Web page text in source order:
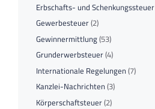
Erbschafts- und Schenkungssteuer
Gewerbesteuer(2)
Gewinnermittlung(53)
Grunderwerbsteuer(4)
Internationale Regelungen(7)
Kanzlei-Nachrichten(3)
Körperschaftsteuer(2)